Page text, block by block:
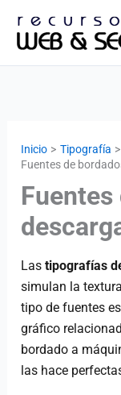
Inicio
Tipografía
Fuentes de
Lastipografías
simulan la
tipo de fuentes
gráfico
bordado a
las hace